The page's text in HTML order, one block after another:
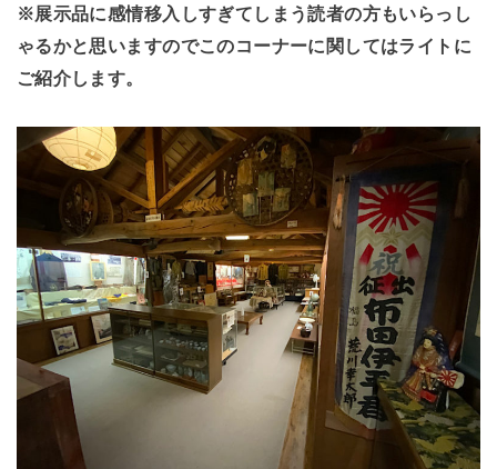
※展示品に感情移入しすぎてしまう読者の方もいらっし
ゃるかと思いますのでこのコーナーに関してはライトに
ご紹介します。